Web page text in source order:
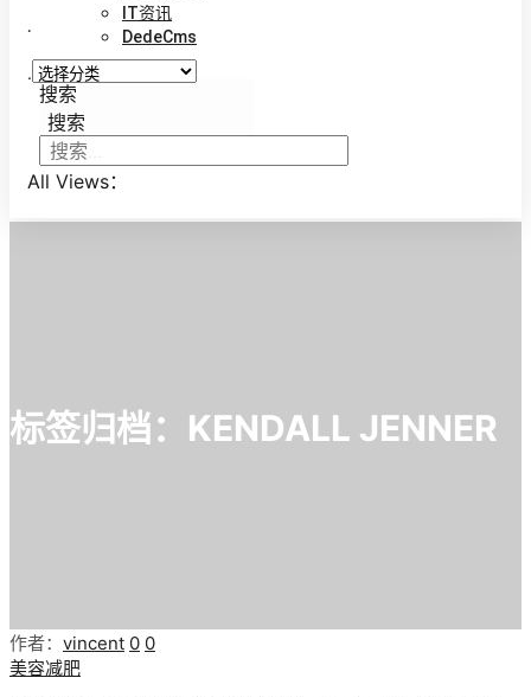
IT资讯
DedeCms
.
.
搜索
搜索
All Views：
标签归档： KENDALL JENNER
作者： vincent 0 0
美容减肥